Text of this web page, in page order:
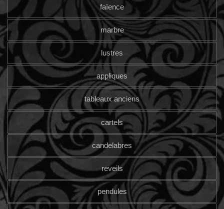
faïence
marbre
lustres
appliques
tableaux anciens
cartels
candelabres
reveils
pendules